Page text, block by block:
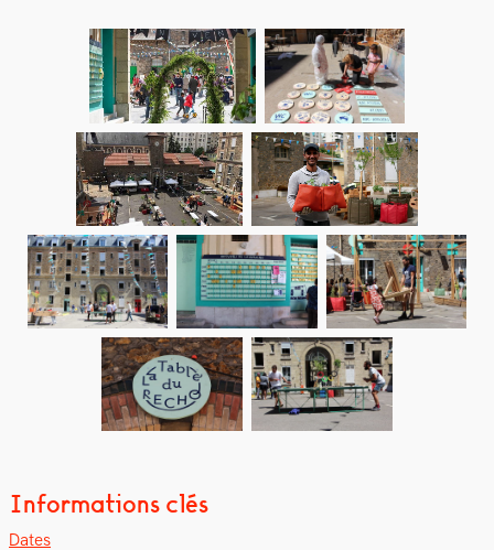
Informations clés
Dates